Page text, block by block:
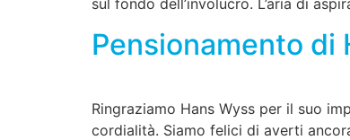
sul fondo dell’involucro. L’aria di
Pensionamento di
Ringraziamo Hans Wyss per il suo
cordialità. Siamo felici di averti